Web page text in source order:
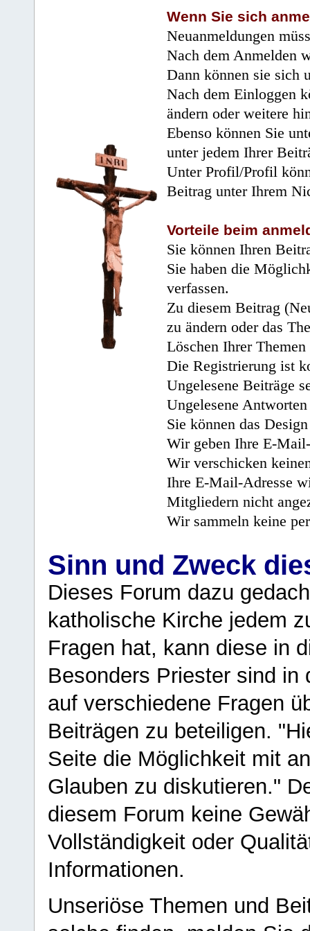
Wenn Sie sich
Neuanmeldungen
Nach dem Anmelden
Dann können sie sich
Nach dem Einloggen
ändern oder weitere
Ebenso können Sie
unter jedem Ihrer
Unter Profil/Profil
Beitrag unter Ihrem
Vorteile beim
Sie können Ihren
Sie haben die
verfassen.
Zu diesem Beitrag
zu ändern oder das
Löschen Ihrer
Die Registrierung ist
Ungelesene Beiträge
Ungelesene
Sie können das
Wir geben Ihre E-
Wir verschicken
Ihre E-Mail-Adresse
Mitgliedern nicht
Wir sammeln keine
Sinn und Zweck
Dieses Forum dazu
katholische Kirche jedem
Fragen hat, kann diese in
Besonders Priester sind in
auf verschiedene Fragen
Beiträgen zu beteiligen.
Seite die Möglichkeit mit
Glauben zu diskutieren."
diesem Forum keine
Vollständigkeit oder
Informationen.
Unseriöse Themen und